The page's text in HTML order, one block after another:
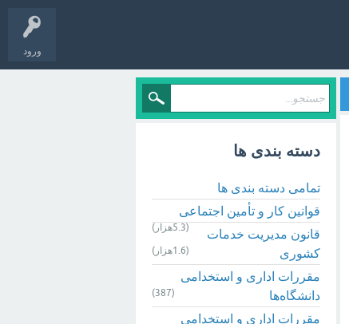
ورود
دسته بندی ها
تمامی دسته بندی ها
قوانین کار و تأمین اجتماعی
(5.3هزار)
قانون مدیریت خدمات
کشوری
(1.6هزار)
مقررات اداری و استخدامی
دانشگاه‌ها
(387)
مقررات اداری و استخدامی